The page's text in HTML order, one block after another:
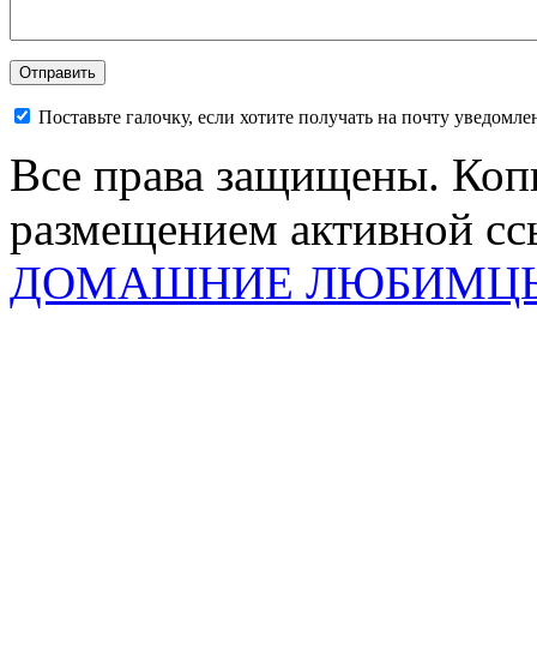
Поставьте галочку, если хотите получать на почту
Все права защищены.
размещением активной
ДОМАШНИЕ